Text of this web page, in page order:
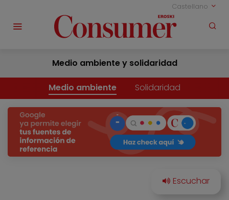
Castellano
Medio ambiente y solidaridad
Medio ambiente Solidaridad